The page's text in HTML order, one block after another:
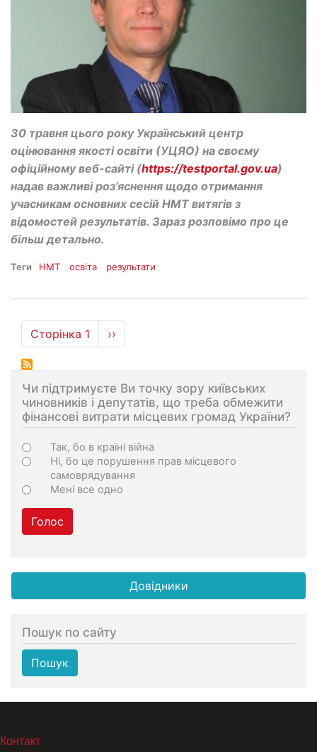
30 травня цього року Український центр
оцінювання якості освіти (УЦЯО) на своєму
офіційному веб-сайті (https://testportal.gov.ua)
надав важливі роз’яснення щодо отримання
учасникам основних сесій НМТ витягів з
відомостей результатів. Зараз розповімо про це
більш детально.
Теги НМТ освіта результати
Розбивка
на
сторінки
Сторінка 1
Наступна
сторінка
››
Чи підтримуєте Ви точку зору київських
чиновників і депутатів, що треба обмежити
фінансові витрати місцевих громад України?
Варіанти
Так, бо в країні війна
Ні, бо це порушення прав місцевого
самоврядування
Мені все одно
Голос
Довідники
Пошук по сайту
Пошук
МЕНЮ В ПОДВАЛЕ
Контакт